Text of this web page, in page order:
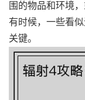
围的物品和环境
有时候，一些看
关键。